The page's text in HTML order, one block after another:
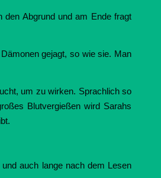
Abgrund und am Ende fragt
gejagt, so wie sie. Man
um zu wirken. Sprachlich so
Blutvergießen wird Sarahs
auch lange nach dem Lesen